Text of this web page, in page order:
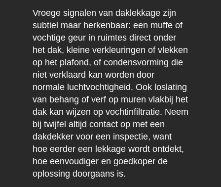
Vroege signalen van daklekkage zijn
subtiel maar herkenbaar: een muffe of
vochtige geur in ruimtes direct onder
het dak, kleine verkleuringen of vlekken
op het plafond, of condensvorming die
niet verklaard kan worden door
normale luchtvochtigheid. Ook loslating
van behang of verf op muren vlakbij het
dak kan wijzen op vochtinfiltratie. Neem
bij twijfel altijd contact op met een
dakdekker voor een inspectie, want
hoe eerder een lekkage wordt ontdekt,
hoe eenvoudiger en goedkoper de
oplossing doorgaans is.